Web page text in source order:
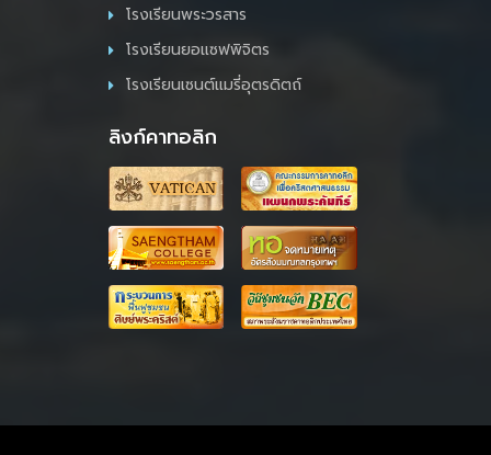
โรงเรียนพระวรสาร
โรงเรียนยอแซฟพิจิตร
โรงเรียนเซนต์แมรี่อุตรดิตถ์
ลิงก์คาทอลิก